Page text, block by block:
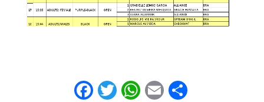
Facebook
Twitter
WhatsApp
EmailShare